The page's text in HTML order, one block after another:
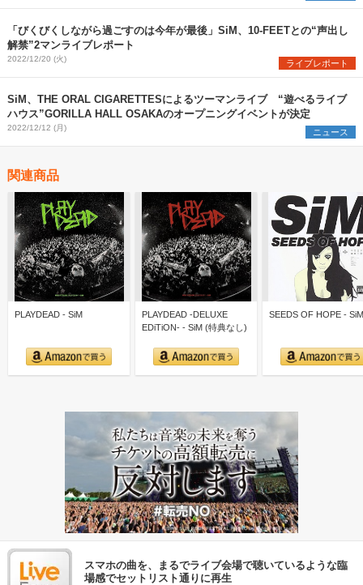
「びくびくしながら過ごすのは今年が最後」SiM、10-FEETとの“声出し
解禁”2マンライブレポート
2022/12/20 (火) ライブレポート
SiM、THE ORAL CIGARETTESによるツーマンライブ “遊べるライブ
ハウス”GORILLA HALL OSAKAのオープニングイベントが決定
2022/12/12 (月) ニュース
関連商品
PLAYDEAD - SiM
PLAYDEAD -DELUXE
EDiTiON- - SiM (特典なし)
SEEDS OF HOPE - SiM
スマホの曲を、まるでライブ会場で聴いているような臨
場感でセットリスト通りに再生